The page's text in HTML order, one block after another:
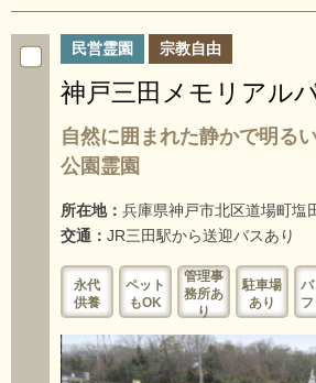
民営霊園 宗教自由
神戸三田メモリアル
自然に囲まれた静かで明る
公園霊園
所在地： 兵庫県神戸市北区道場町塩
交通： JR三田駅から送迎バスあり
永代
供養
ペット
もOK
管理事
務所あ
り
駐車場
あり